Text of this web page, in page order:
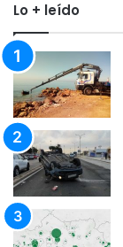
Lo + leído